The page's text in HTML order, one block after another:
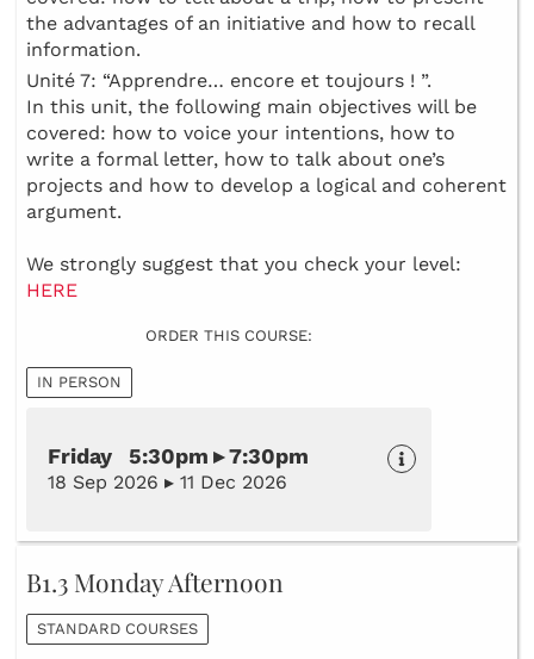
the advantages of an initiative and how to recall
information.
Unité 7: “Apprendre… encore et toujours ! ”.
In this unit, the following main objectives will be
covered: how to voice your intentions, how to
write a formal letter, how to talk about one’s
projects and how to develop a logical and coherent
argument.
We strongly suggest that you check your level:
HERE
ORDER THIS COURSE:
IN PERSON
Friday 5:30pm ▸ 7:30pm
18 Sep 2026 ▸ 11 Dec 2026
B1.3 Monday Afternoon
STANDARD COURSES